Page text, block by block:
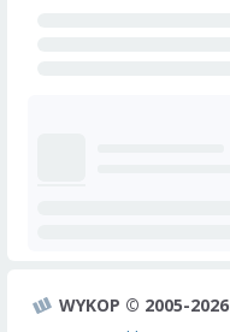
WYKOP © 2005-2026